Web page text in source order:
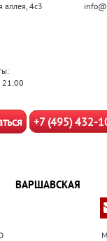
аллея, 4с3
21:00
+7 (495) 432-
ВАРШАВСКАЯ